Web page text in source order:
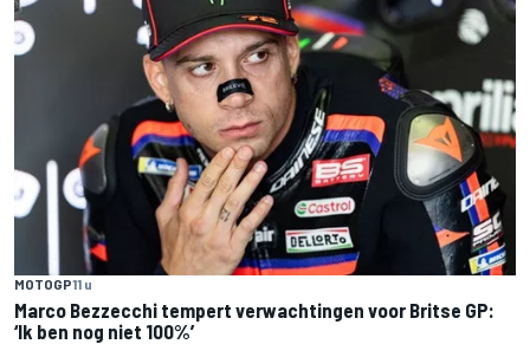
MOTOGP11 u
Marco Bezzecchi tempert verwachtingen voor Britse GP:
‘Ik ben nog niet 100%’